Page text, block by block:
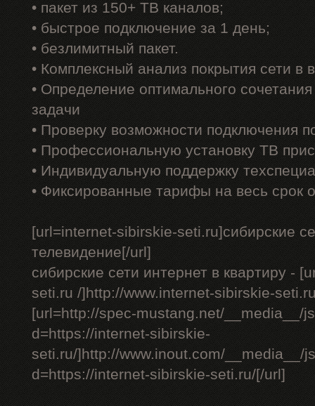
• пакет из 150+ ТВ каналов;
• быстрое подключение за 1 день;
• безлимитный пакет.
• Комплексный анализ покрытия сети в
• Определение оптимального
задачи
• Проверку возможности подключения
• Профессиональную установку ТВ
• Индивидуальную поддержку
• Фиксированные тарифы на весь срок
[url=internet-sibirskie-seti.ru]сибирские
телевидение[/url]
сибирские сети интернет в квартиру -
seti.ru /]http://www.internet-sibirskie-
[url=http://spec-mustang.net/__media__/
d=https://internet-sibirskie-
seti.ru/]http://www.inout.com/__media__/
d=https://internet-sibirskie-seti.ru/[/url]